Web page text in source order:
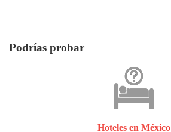
Podrías probar
Hoteles en México